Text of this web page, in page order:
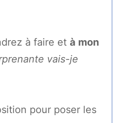
à faire et à mon
vais-je
pour poser les